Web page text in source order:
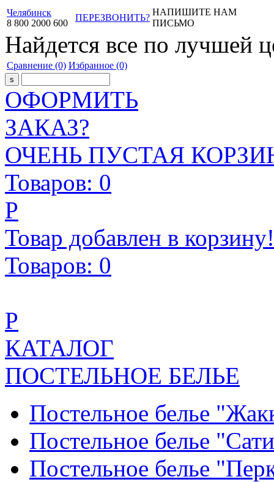
Челябинск
8 800 2000 600
ПЕРЕЗВОНИТЬ?
НАПИШИТЕ НАМ
ПИСЬМО
Найдется все по лучшей
Сравнение (0) Избранное (0)
ОФОРМИТЬ
ЗАКАЗ?
ОЧЕНЬ ПУСТАЯ
Товаров: 0
Р
Товар добавлен в корзину!
Товаров: 0
Р
КАТАЛОГ
ПОСТЕЛЬНОЕ БЕЛЬЕ
Постельное белье
Постельное белье
Постельное белье